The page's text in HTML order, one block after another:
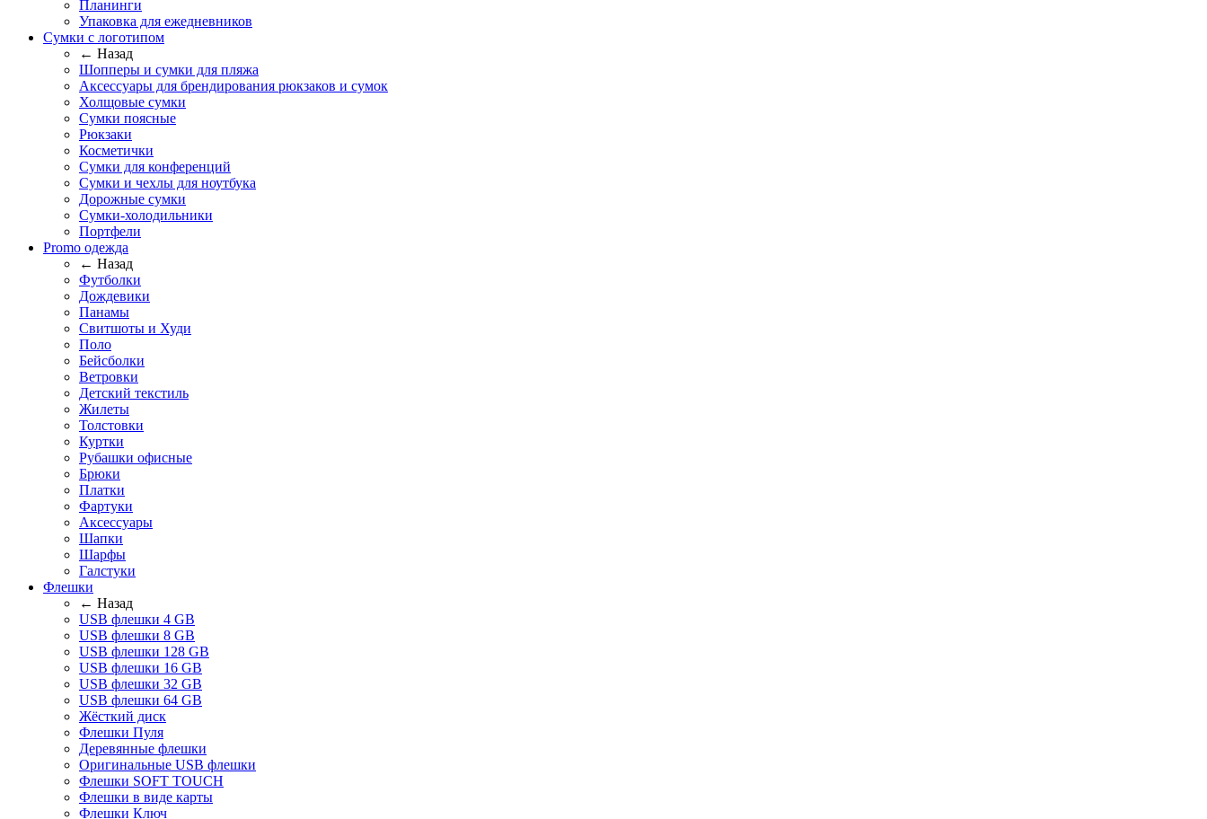
Планинги
Упаковка для ежедневников
Сумки с логотипом
← Назад
Шопперы и сумки для пляжа
Аксессуары для брендирования рюкзаков и сумок
Холщовые сумки
Сумки поясные
Рюкзаки
Косметички
Сумки для конференций
Сумки и чехлы для ноутбука
Дорожные сумки
Сумки-холодильники
Портфели
Promo одежда
← Назад
Футболки
Дождевики
Панамы
Свитшоты и Худи
Поло
Бейсболки
Ветровки
Детский текстиль
Жилеты
Толстовки
Куртки
Рубашки офисные
Брюки
Платки
Фартуки
Аксессуары
Шапки
Шарфы
Галстуки
Флешки
← Назад
USB флешки 4 GB
USB флешки 8 GB
USB флешки 128 GB
USB флешки 16 GB
USB флешки 32 GB
USB флешки 64 GB
Жёсткий диск
Флешки Пуля
Деревянные флешки
Оригинальные USB флешки
Флешки SOFT TOUCH
Флешки в виде карты
Флешки Ключ